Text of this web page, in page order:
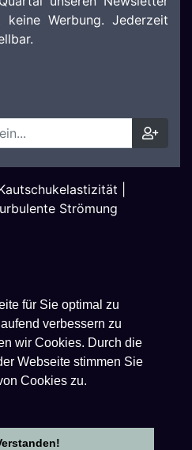
für Sie optimal zu
verbessern zu
wir Cookies. Durch die
Webseite stimmen Sie
Cookies zu.
keine Werbung. Jederzeit
Strömung
- All Rights